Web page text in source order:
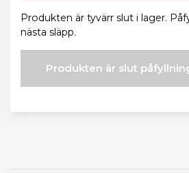
Produkten är tyvärr slut i lager.
nästa släpp.
Produkten är slut